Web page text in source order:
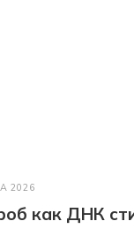
2026
как ДНК